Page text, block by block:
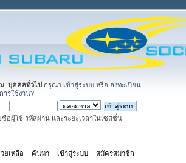
, บุคคลทั่วไป กรุณา เข้าสู่ระบบ หรือ ลงทะเบียน
ารใช้งาน?
ชื่อผู้ใช้ รหัสผ่าน และระยะเวลาในเซสชั่น
ยเหลือ ค้นหา เข้าสู่ระบบ สมัครสมาชิก